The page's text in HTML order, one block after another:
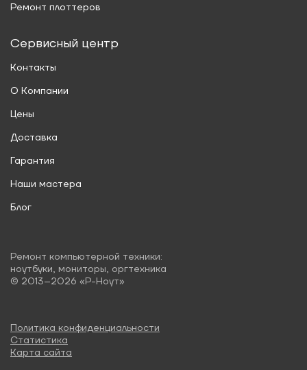
Ремонт плоттеров
Сервисный центр
Контакты
О Компании
Цены
Доставка
Гарантия
Наши мастера
Блог
Ремонт компьютерной техники:
ноутбуки, мониторы, оргтехника
© 2013–2026 «Р-Ноут»
Политика конфиденциальности
Статистика
Карта сайта